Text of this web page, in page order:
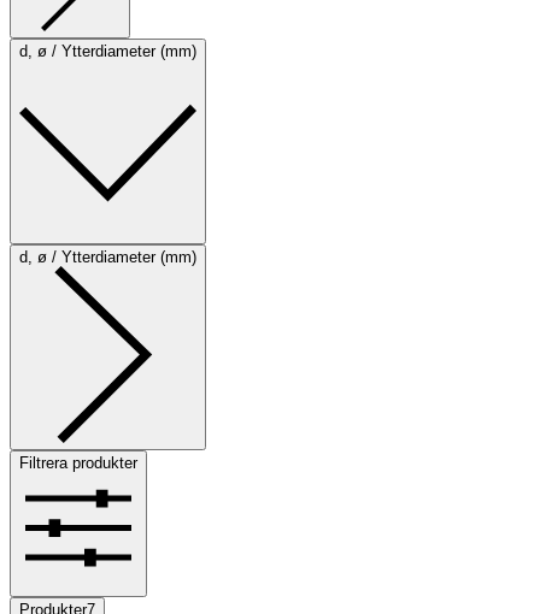
d, ø / Ytterdiameter (mm)
d, ø / Ytterdiameter (mm)
Filtrera produkter
Produkter7